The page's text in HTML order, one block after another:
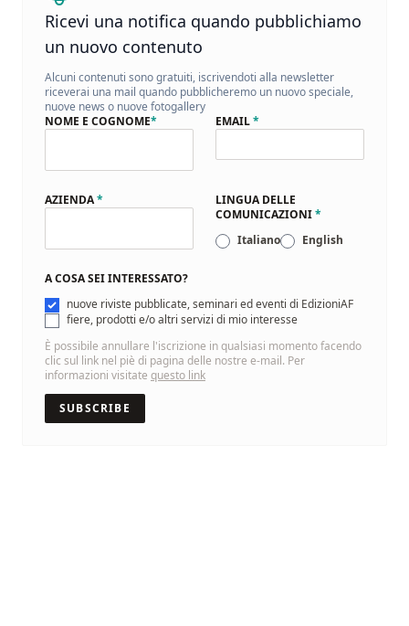
Ricevi una notifica quando pubblichiamo
un nuovo contenuto
Alcuni contenuti sono gratuiti, iscrivendoti alla newsletter
riceverai una mail quando pubblicheremo un nuovo speciale,
nuove news o nuove fotogallery
NOME E COGNOME* EMAIL*
AZIENDA*
LINGUA DELLE
COMUNICAZIONI*
Italiano
English
A COSA SEI INTERESSATO?
nuove riviste pubblicate, seminari ed eventi di EdizioniAF
fiere, prodotti e/o altri servizi di mio interesse
È possibile annullare l'iscrizione in qualsiasi momento facendo
clic sul link nel piè di pagina delle nostre e-mail. Per
informazioni visitate questo link